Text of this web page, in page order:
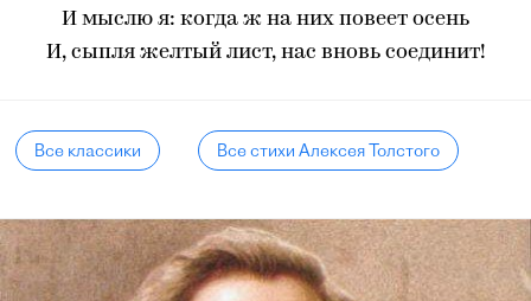
И мыслю я: когда ж на них повеет осень
И, сыпля желтый лист, нас вновь соединит!
Все классики Все стихи Алексея Толстого